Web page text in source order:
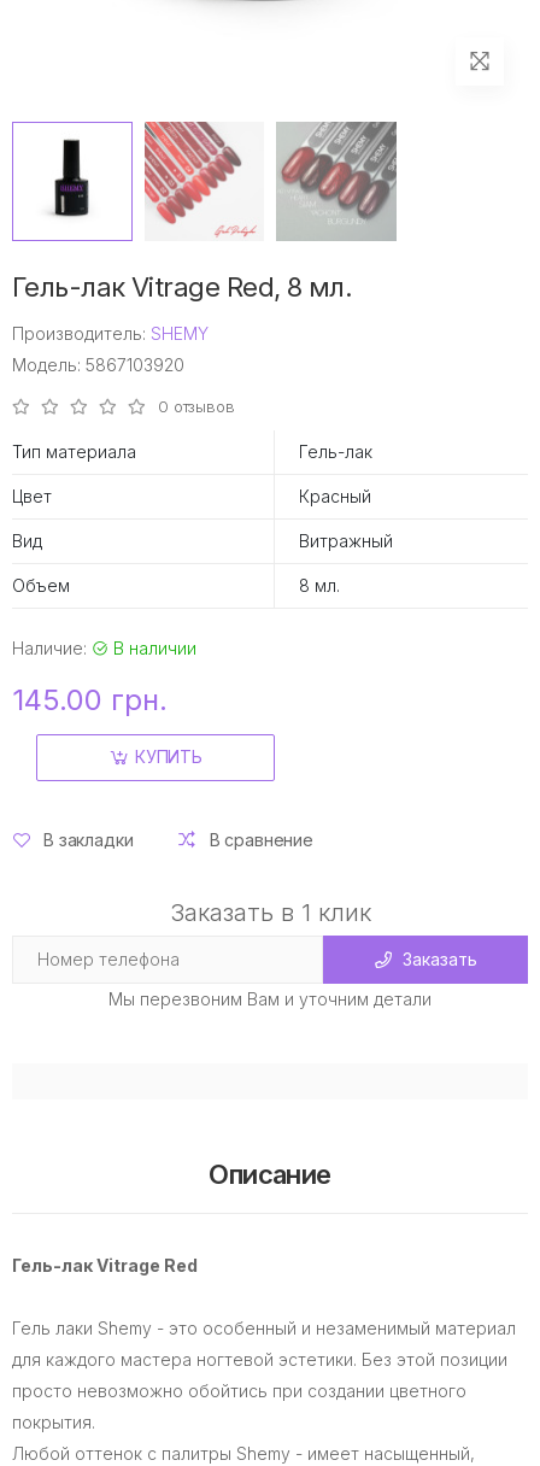
Гель-лак Vitrage Red, 8 мл.
Производитель: SHEMY
Модель: 5867103920
0 отзывов
Тип материала Гель-лак
Цвет Красный
Вид Витражный
Объем 8 мл.
Наличие: В наличии
145.00 грн.
КУПИТЬ
В закладки В сравнение
Заказать в 1 клик
Заказать
Мы перезвоним Вам и уточним детали
Описание
Гель-лак Vitrage Red
Гель лаки Shemy - это особенный и незаменимый материал
для каждого мастера ногтевой эстетики. Без этой позиции
просто невозможно обойтись при создании цветного
покрытия.
Любой оттенок с палитры Shemy - имеет насыщенный,